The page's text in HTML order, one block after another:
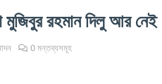
মুজিবুর রহমান দিলু আর নেই
0 মন্তব্যসমূহ